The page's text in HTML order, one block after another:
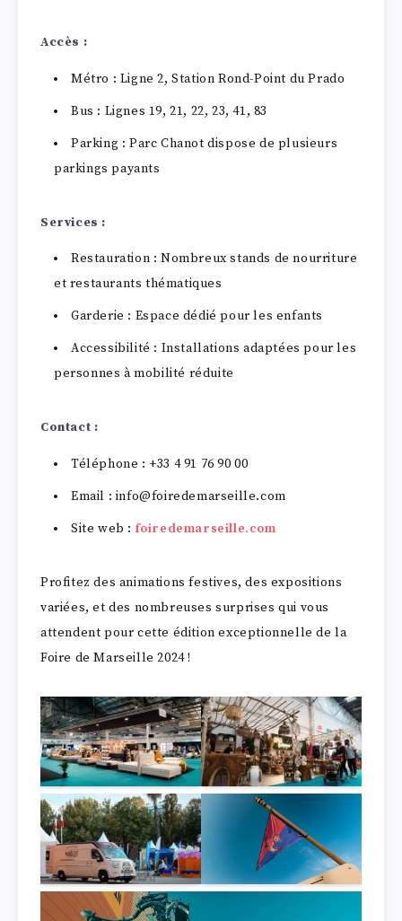
Accès :
Métro : Ligne 2, Station Rond-Point du Prado
Bus : Lignes 19, 21, 22, 23, 41, 83
Parking : Parc Chanot dispose de plusieurs
parkings payants
Services :
Restauration : Nombreux stands de nourriture
et restaurants thématiques
Garderie : Espace dédié pour les enfants
Accessibilité : Installations adaptées pour les
personnes à mobilité réduite
Contact :
Téléphone : +33 4 91 76 90 00
Email : info@foiredemarseille.com
Site web : foiredemarseille.com
Profitez des animations festives, des expositions
variées, et des nombreuses surprises qui vous
attendent pour cette édition exceptionnelle de la
Foire de Marseille 2024 !